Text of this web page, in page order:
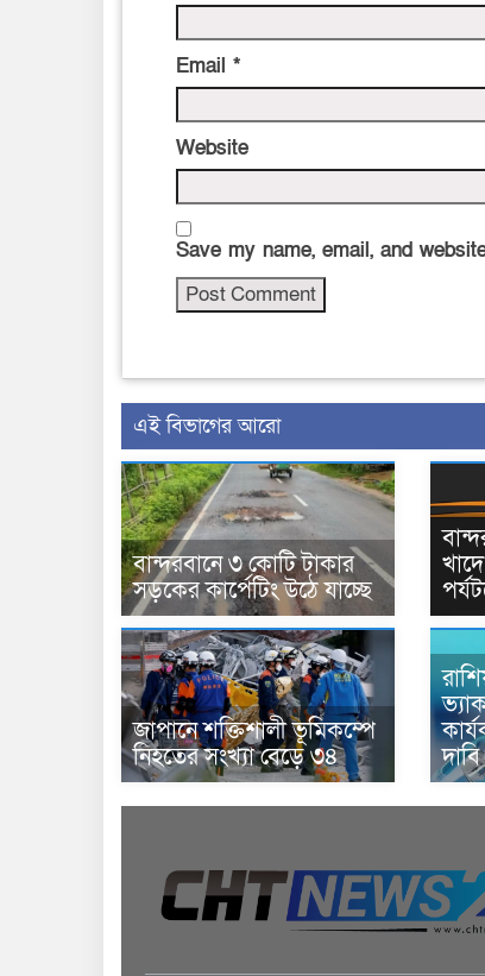
Email *
Website
Save my name, email, and
এই বিভাগের আরো
বান্দরবানে ৩ কোটি টাকার
সড়কের কার্পেটিং উঠে যাচ্ছে
জাপানে শক্তিশালী ভূমিকম্পে
নিহতের সংখ্যা বেড়ে ৩৪